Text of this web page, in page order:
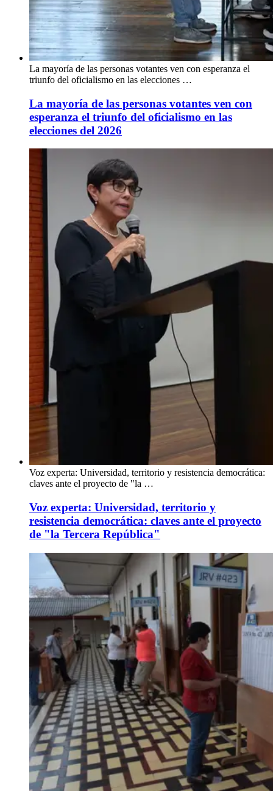
La mayoría de las personas votantes ven con esperanza el
triunfo del oficialismo en las elecciones …
La mayoría de las personas votantes ven con
esperanza el triunfo del oficialismo en las
elecciones del 2026
Voz experta: Universidad, territorio y resistencia democrática:
claves ante el proyecto de "la …
Voz experta: Universidad, territorio y
resistencia democrática: claves ante el proyecto
de "la Tercera República"